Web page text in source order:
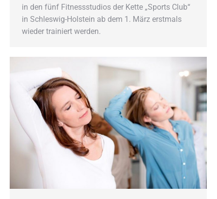
in den fünf Fitnessstudios der Kette „Sports Club“
in Schleswig-Holstein ab dem 1. März erstmals
wieder trainiert werden.